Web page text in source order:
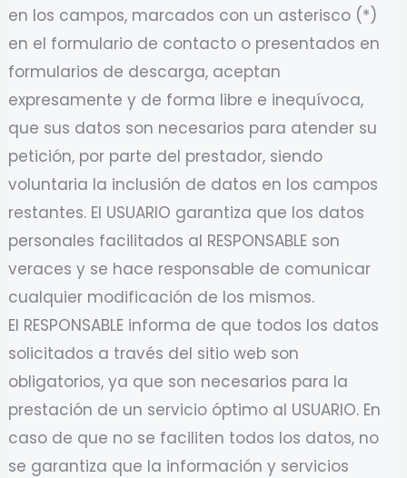
en los campos, marcados con un asterisco (*)
en el formulario de contacto o presentados en
formularios de descarga, aceptan
expresamente y de forma libre e inequívoca,
que sus datos son necesarios para atender su
petición, por parte del prestador, siendo
voluntaria la inclusión de datos en los campos
restantes. El USUARIO garantiza que los datos
personales facilitados al RESPONSABLE son
veraces y se hace responsable de comunicar
cualquier modificación de los mismos.
El RESPONSABLE informa de que todos los datos
solicitados a través del sitio web son
obligatorios, ya que son necesarios para la
prestación de un servicio óptimo al USUARIO. En
caso de que no se faciliten todos los datos, no
se garantiza que la información y servicios